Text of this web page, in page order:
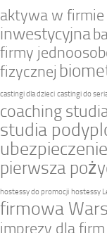
aktywa w firmie
inwestycyjna
firmy
fizycznej
castingi dla dzieci castingi do
coaching
studia
pierwsza
hostessy do promocji hostessy
firmowa
imprezy dla firm